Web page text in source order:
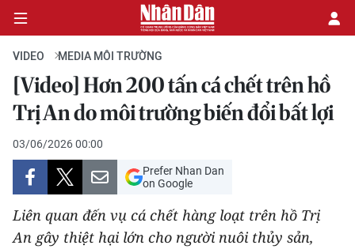
CHÍNH TRỊ
KINH TẾ
VĂN HÓA
XÃ HỘI
VIDEO MEDIA MÔI TRƯỜNG
[Video] Hơn 200 tấn cá chết trên hồ
Trị An do môi trường biến đổi bất lợi
03/06/2026 00:00
Prefer Nhan Dan
on Google
Liên quan đến vụ cá chết hàng loạt trên hồ Trị
An gây thiệt hại lớn cho người nuôi thủy sản,